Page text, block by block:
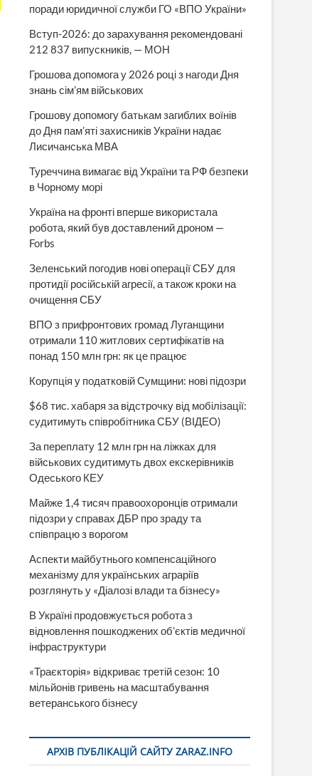
поради юридичної служби ГО «ВПО України»
Вступ-2026: до зарахування рекомендовані
212 837 випускників, — МОН
Грошова допомога у 2026 році з нагоди Дня
знань сім’ям військових
Грошову допомогу батькам загиблих воїнів
до Дня пам’яті захисників України надає
Лисичанська МВА
Туреччина вимагає від України та РФ безпеки
в Чорному морі
Україна на фронті вперше використала
робота, який був доставлений дроном —
Forbs
Зеленський погодив нові операції СБУ для
протидії російській агресії, а також кроки на
очищення СБУ
ВПО з прифронтових громад Луганщини
отримали 110 житлових сертифікатів на
понад 150 млн грн: як це працює
Корупція у податковій Сумщини: нові підозри
$68 тис. хабаря за відстрочку від мобілізації:
судитимуть співробітника СБУ (ВІДЕО)
За переплату 12 млн грн на ліжках для
військових судитимуть двох екскерівників
Одеського КЕУ
Майже 1,4 тисяч правоохоронців отримали
підозри у справах ДБР про зраду та
співпрацю з ворогом
Аспекти майбутнього компенсаційного
механізму для українських аграріїв
розглянуть у «Діалозі влади та бізнесу»
В Україні продовжується робота з
відновлення пошкоджених об’єктів медичної
інфраструктури
«Траєкторія» відкриває третій сезон: 10
мільйонів гривень на масштабування
ветеранського бізнесу
АРХІВ ПУБЛІКАЦІЙ САЙТУ ZARAZ.INFO